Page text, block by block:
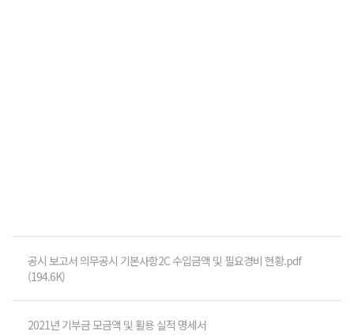
공시 보고서 의무공시 기본사항2C 수입금액 및 필요경비 현황.pdf
(194.6K)
2021년 기부금 모금액 및 활용 실적 명세서